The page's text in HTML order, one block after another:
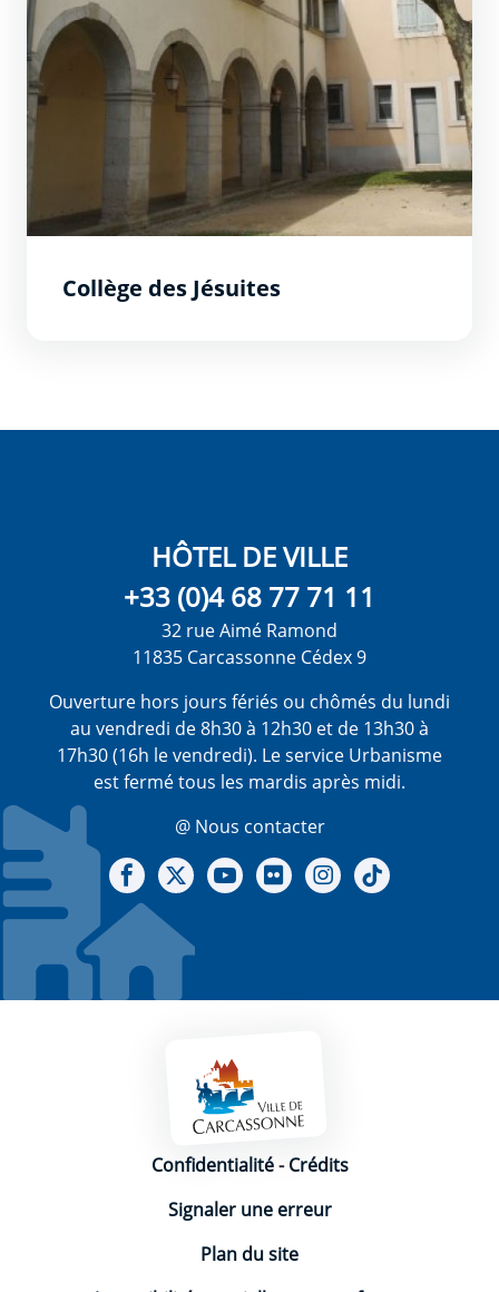
Collège des Jésuites
HÔTEL DE VILLE
+33 (0)4 68 77 71 11
32 rue Aimé Ramond
11835 Carcassonne Cédex 9
Ouverture hors jours fériés ou chômés du lundi
au vendredi de 8h30 à 12h30 et de 13h30 à
17h30 (16h le vendredi). Le service Urbanisme
est fermé tous les mardis après midi.
@ Nous contacter
Notre Facebook
Notre X - (twitter)
Notre chaine Youtube
Notre Gallerie sur Flickr
Notre Instagram
Mentions légales
Confidentialité-Crédits
Signaler une erreur
Plan du site